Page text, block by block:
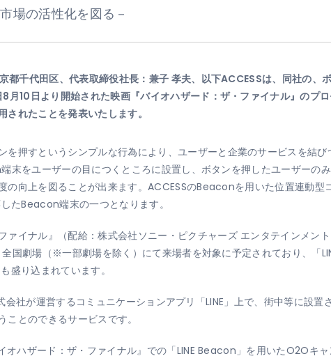
場の活性化を図る－
都千代田区、代表取締役社長：兼子 孝夫、以下ACCESSは、同社の、
8月10日より開始された映画『バイオハザード：ザ・ファイナル』のプ
れたことを発表いたします。
を押すというシンプルな行為により、ユーザーと企業のサービスを結
末をユーザーの目につくところに設置し、ボタンを押したユーザーの
の向上を図ることが出来ます。ACCESSのBeaconを用いた位置連動型
たBeacon端末の一つとなります。
ァイナル』（配給：株式会社ソニー・ピクチャーズ エンタテインメン
全国劇場（※一部劇場を除く）にて来場者を対象に予定されており、「
盛り込まれています。
会社が運営するコミュニケーションアプリ「LINE」上で、街中等に設
とのできるサービスです。
オハザード：ザ・ファイナル』での「LINE Beacon」を用いたO2Oキ